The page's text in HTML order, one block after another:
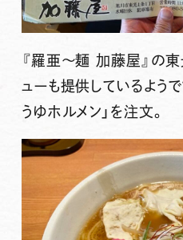
『羅亜〜麺 加藤屋』 の東
ューも提供しているよう
うゆホルメン」 を注文。